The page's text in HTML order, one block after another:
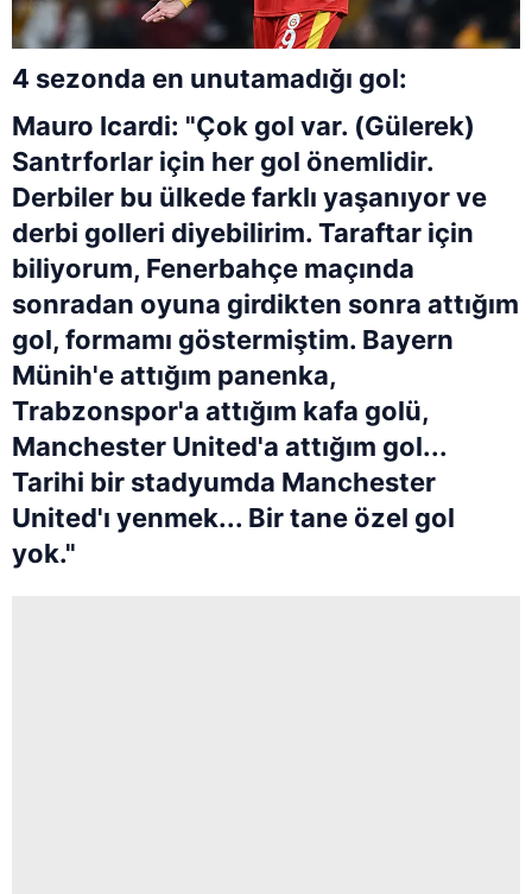
4 sezonda en unutamadığı gol:
Mauro Icardi: "Çok gol var. (Gülerek)
Santrforlar için her gol önemlidir.
Derbiler bu ülkede farklı yaşanıyor ve
derbi golleri diyebilirim. Taraftar için
biliyorum, Fenerbahçe maçında
sonradan oyuna girdikten sonra attığım
gol, formamı göstermiştim. Bayern
Münih'e attığım panenka,
Trabzonspor'a attığım kafa golü,
Manchester United'a attığım gol...
Tarihi bir stadyumda Manchester
United'ı yenmek... Bir tane özel gol
yok."